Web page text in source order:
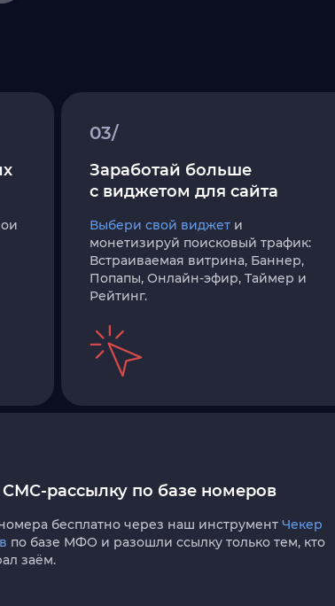
03/
Заработай больше
с виджетом для сайта
Выбери свой виджет и
монетизируй поисковый трафик:
Встраиваемая витрина, Баннер,
Попапы, Онлайн-эфир, Таймер и
Рейтинг.
рассылку по базе номеров
бесплатно через наш инструмент Чекер
по базе МФО и разошли ссылку только тем, кто
заём.